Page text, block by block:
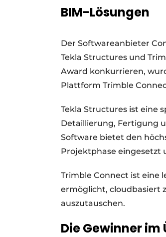
BIM-Lösungen
Der Softwareanbieter
Tekla Structures und
Award konkurrieren,
Plattform Trimble
Tekla Structures ist eine
Detaillierung, Fertigung
Software bietet den
Projektphase eingesetzt
Trimble Connect ist eine
ermöglicht, cloudbasiert
auszutauschen.
Die Gewinner im